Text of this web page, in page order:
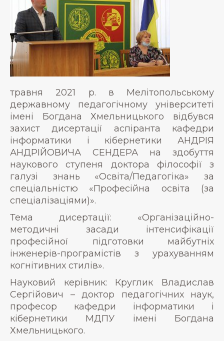
травня 2021 р. в Мелітопольському
державному педагогічному університеті
імені Богдана Хмельницького відбувся
захист дисертації аспіранта кафедри
інформатики і кібернетики АНДРІЯ
АНДРІЙОВИЧА СЕНДЕРА на здобуття
наукового ступеня доктора філософії з
галузі знань «Освіта/Педагогіка» за
спеціальністю «Професійна освіта (за
спеціалізаціями)».
Тема дисертації: «Організаційно-
методичні засади інтенсифікації
професійної підготовки майбутніх
інженерів-програмістів з урахуванням
когнітивних стилів».
Науковий керівник: Круглик Владислав
Сергійович – доктор педагогічних наук,
професор кафедри інформатики і
кібернетики МДПУ імені Богдана
Хмельницького.